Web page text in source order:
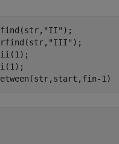
"II" );
"III" );
ii(1);
1)